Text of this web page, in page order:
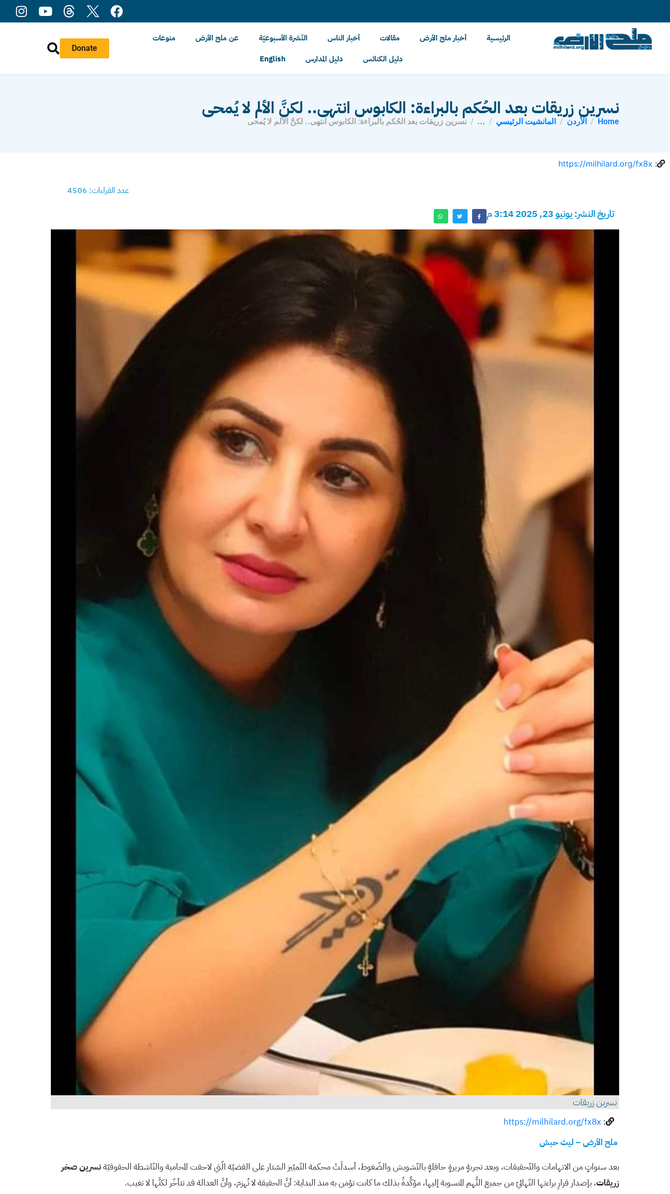
Donate
الرئيسية أخبار ملح الأرض مقالات أخبار الناس النّشرة الأسبوعيّة عن ملح الأرض
منوعات
دليل الكنائس
دليل المدارس English
نسرين زريقات بعد الحُكم بالبراءة: الكابوس انتهى.. لكنَّ الألم لا يُمحى
Home الأردن المانشيت الرئيسي ... نسرين زريقات بعد الحُكم بالبراءة: الكابوس انتهى.. لكنَّ الألم لا يُمحى
:
https://milhilard.org/fx8x
عدد القراءات: 4506
تاريخ النشر: يونيو 23, 2025 3:14 م
نسرين زريقات
:
https://milhilard.org/fx8x
ملح الأرض – ليث حبش
بعد سنواتٍ من الاتهامات والتّحقيقات، وبعد تجربةٍ مريرةٍ حافلةٍ بالتّشويش والضّغوط، أسدلَتْ محكمة التّميّيز السّتار على القضيّة الّتي لاحقت المحامية والنّاشطة الحقوقيّةنسرين صخر
زريقات، بإصدار قرارِ براءتها النّهائيّ من جميع التُّهم المنسوبة إليها، مؤكِّدةً بذلك ما كانت تؤمن به منذ البداية: أنَّ الحقيقة لا تُهزم، وأنَّ العدالة قد تتأخّر لكنَّها لا تغيب.